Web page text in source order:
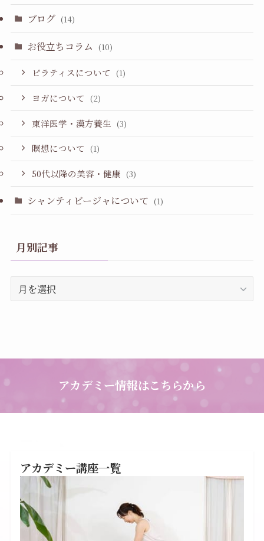
ブログ (14)
お役立ちコラム (10)
ピラティスについて (1)
ヨガについて (2)
東洋医学・漢方養生 (3)
瞑想について (1)
50代以降の美容・健康 (3)
シャンティビージャについて (1)
月別記事
別
アカデミー情報はこちらから
アカデミー講座一覧